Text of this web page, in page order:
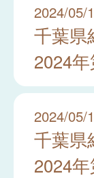
2024/05/
千葉県
2024
2024/05/
千葉県
2024